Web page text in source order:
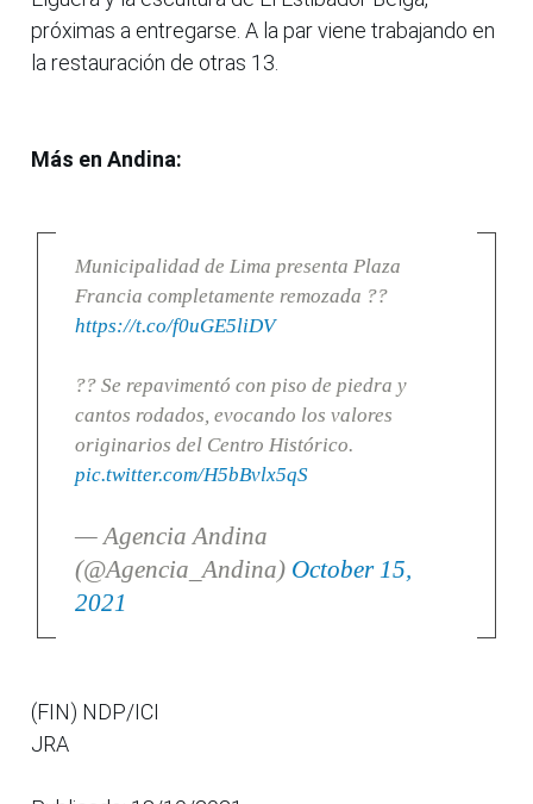
próximas a entregarse. A la par viene trabajando en
la restauración de otras 13.
Más en Andina:
Municipalidad de Lima presenta Plaza
Francia completamente remozada ??
https://t.co/f0uGE5liDV
?? Se repavimentó con piso de piedra y
cantos rodados, evocando los valores
originarios del Centro Histórico.
pic.twitter.com/H5bBvlx5qS
— Agencia Andina
(@Agencia_Andina) October 15,
2021
(FIN) NDP/ICI
JRA